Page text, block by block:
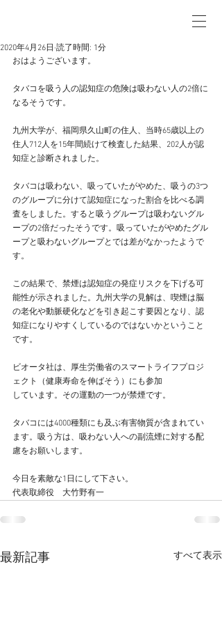
2020年4月26日 読了時間: 1分
おはようございます。
タバコを吸う人の認知症の危険は吸わない人の2倍に
なるそうです。
九州大学が、福岡県久山町の住人、当時65歳以上の
住人712人を15年間続けて検査した結果、202人が認
知症と診断されました。
タバコは吸わない、吸っていたがやめた、吸うの3つ
のグループに分けて認知症になった割合を比べる調
査をしました。すると吸うグループは吸わないグル
ープの2倍だったそうです。吸っていたがやめたグル
ープと吸わないグループとでは差がなかったようで
す。
この結果で、禁煙は認知症の発症リスクを下げる可
能性が示されました。九州大学の見解は、喫煙は脳
の老化や動脈硬化などを引き起こす要因となり、認
知症になりやすくしているのではないかということ
です。
ビオータ社は、厚生労働省のスマートライフプロジ
ェクト（健康寿命を伸ばそう）にも参加
しています。その運動の一つが禁煙です。
タバコには4000種類にも及ぶ有害物質が含まれてい
ます。吸う方は、吸わない人への副流煙に対する配
慮をお願いします。
今日を素敵な1日にして下さい。
代表取締役　大竹野有一
最新記事 すべて表示